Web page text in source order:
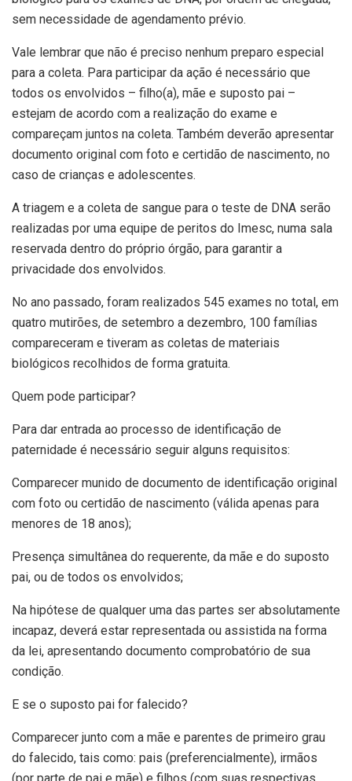
sem necessidade de agendamento prévio.
Vale lembrar que não é preciso nenhum preparo especial
para a coleta. Para participar da ação é necessário que
todos os envolvidos – filho(a), mãe e suposto pai –
estejam de acordo com a realização do exame e
compareçam juntos na coleta. Também deverão apresentar
documento original com foto e certidão de nascimento, no
caso de crianças e adolescentes.
A triagem e a coleta de sangue para o teste de DNA serão
realizadas por uma equipe de peritos do Imesc, numa sala
reservada dentro do próprio órgão, para garantir a
privacidade dos envolvidos.
No ano passado, foram realizados 545 exames no total, em
quatro mutirões, de setembro a dezembro, 100 famílias
compareceram e tiveram as coletas de materiais
biológicos recolhidos de forma gratuita.
Quem pode participar?
Para dar entrada ao processo de identificação de
paternidade é necessário seguir alguns requisitos:
Comparecer munido de documento de identificação original
com foto ou certidão de nascimento (válida apenas para
menores de 18 anos);
Presença simultânea do requerente, da mãe e do suposto
pai, ou de todos os envolvidos;
Na hipótese de qualquer uma das partes ser absolutamente
incapaz, deverá estar representada ou assistida na forma
da lei, apresentando documento comprobatório de sua
condição.
E se o suposto pai for falecido?
Comparecer junto com a mãe e parentes de primeiro grau
do falecido, tais como: pais (preferencialmente), irmãos